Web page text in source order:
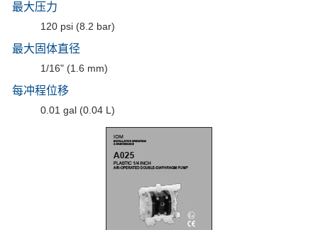
最大压力
120 psi (8.2 bar)
最大固体直径
1/16" (1.6 mm)
每冲程位移
0.01 gal (0.04 L)